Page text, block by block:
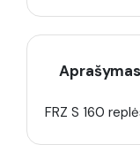
Aprašymas
FRZ S 160